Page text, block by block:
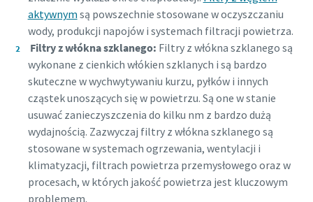
ekologicznej — wszystko, co musisz wiedzieć
Więcej
aktywnym są powszechnie stosowane w oczyszczaniu
wody, produkcji napojów i systemach filtracji powietrza.
Filtry z włókna szklanego: Filtry z włókna szklanego są
wykonane z cienkich włókien szklanych i są bardzo
skuteczne w wychwytywaniu kurzu, pyłków i innych
cząstek unoszących się w powietrzu. Są one w stanie
usuwać zanieczyszczenia do kilku nm z bardzo dużą
wydajnością. Zazwyczaj filtry z włókna szklanego są
stosowane w systemach ogrzewania, wentylacji i
klimatyzacji, filtrach powietrza przemysłowego oraz w
procesach, w których jakość powietrza jest kluczowym
problemem.
informacji na ten temat zawierają
nasze zasady dotyczące ochrony
prywatności.
Zapoznałem(-am) się z
zasadami polityki poufności
i akceptuję je.
Wyślij